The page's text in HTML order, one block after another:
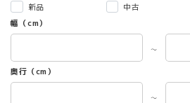
新品
中古
幅（cm）
～
奥行（cm）
～